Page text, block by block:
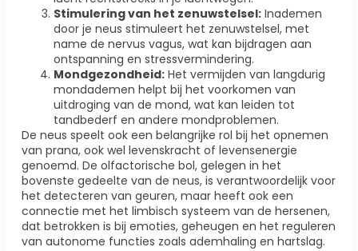
Stimulering van het zenuwstelsel: Inademen
door je neus stimuleert het zenuwstelsel, met
name de nervus vagus, wat kan bijdragen aan
ontspanning en stressvermindering.
Mondgezondheid: Het vermijden van langdurig
mondademen helpt bij het voorkomen van
uitdroging van de mond, wat kan leiden tot
tandbederf en andere mondproblemen.
De neus speelt ook een belangrijke rol bij het opnemen
van prana, ook wel levenskracht of levensenergie
genoemd. De olfactorische bol, gelegen in het
bovenste gedeelte van de neus, is verantwoordelijk voor
het detecteren van geuren, maar heeft ook een
connectie met het limbisch systeem van de hersenen,
dat betrokken is bij emoties, geheugen en het reguleren
van autonome functies zoals ademhaling en hartslag.